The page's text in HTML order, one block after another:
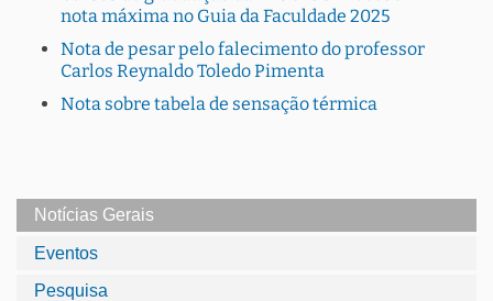
nota máxima no Guia da Faculdade 2025
Nota de pesar pelo falecimento do professor
Carlos Reynaldo Toledo Pimenta
Nota sobre tabela de sensação térmica
Notícias Gerais
Eventos
Pesquisa